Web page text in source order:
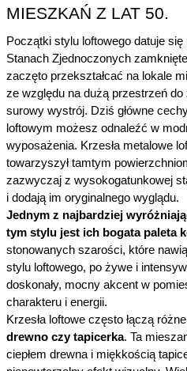
MIESZKAŃ Z LAT 50.
Początki stylu loftowego datuje
Stanach Zjednoczonych
zaczęto przekształcać na lokale
ze względu na dużą przestrzeń do
surowy wystrój. Dziś główne
loftowym możesz odnaleźć w
wyposażenia. Krzesła metalowe
towarzyszył tamtym
zazwyczaj z wysokogatunkowej
i dodają im oryginalnego wyglądu.
Jednym z najbardziej
tym stylu jest ich bogata paleta
stonowanych szarości, które
stylu loftowego, po żywe i
doskonały, mocny akcent w
charakteru i energii.
Krzesła loftowe często łączą
drewno czy tapicerka. Ta
ciepłem drewna i miękkością